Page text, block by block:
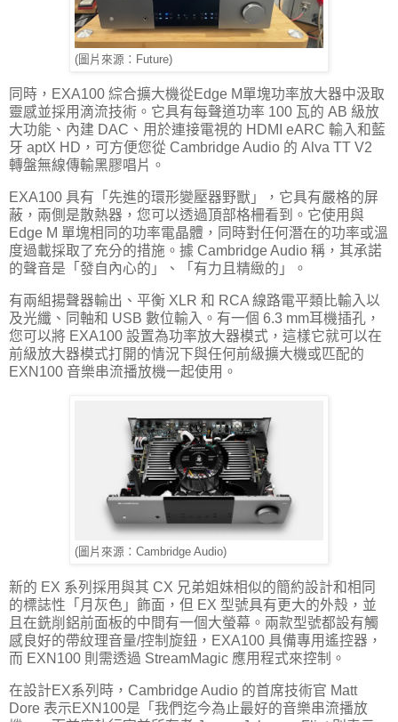
(圖片來源：Future)
同時，EXA100 綜合擴大機從Edge M單塊功率放大器中汲取
靈感並採用滴流技術。它具有每聲道功率 100 瓦的 AB 級放
大功能、內建 DAC、用於連接電視的 HDMI eARC 輸入和藍
牙 aptX HD，可方便您從 Cambridge Audio 的 Alva TT V2
轉盤無線傳輸黑膠唱片。
EXA100 具有「先進的環形變壓器野獸」，它具有嚴格的屏
蔽，兩側是散熱器，您可以透過頂部格柵看到。它使用與
Edge M 單塊相同的功率電晶體，同時對任何潛在的功率或溫
度過載採取了充分的措施。據 Cambridge Audio 稱，其承諾
的聲音是「發自內心的」、「有力且精緻的」。
有兩組揚聲器輸出、平衡 XLR 和 RCA 線路電平類比輸入以
及光纖、同軸和 USB 數位輸入。有一個 6.3 mm耳機插孔，
您可以將 EXA100 設置為功率放大器模式，這樣它就可以在
前級放大器模式打開的情況下與任何前級擴大機或匹配的
EXN100 音樂串流播放機一起使用。
(圖片來源：Cambridge Audio)
新的 EX 系列採用與其 CX 兄弟姐妹相似的簡約設計和相同
的標誌性「月灰色」飾面，但 EX 型號具有更大的外殼，並
且在銑削鋁前面板的中間有一個大螢幕。兩款型號都設有觸
感良好的帶紋理音量/控制旋鈕，EXA100 具備專用遙控器，
而 EXN100 則需透過 StreamMagic 應用程式來控制。
在設計EX系列時，Cambridge Audio 的首席技術官 Matt
Dore 表示EXN100是「我們迄今為止最好的音樂串流播放